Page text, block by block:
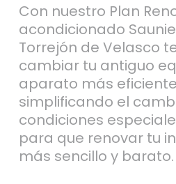
Con nuestro Plan
acondicionado
Torrejón de Velasco
cambiar tu antiguo
aparato más
simplificando el
condiciones
para que renovar tu
más sencillo y barato.